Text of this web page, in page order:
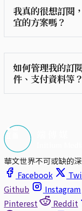
調查報導和系
跨地域的現場採
我真的很想訂閱
宜的方案嗎？
如何管理我的訂
件、支付資料等？
電子報設定：
付款方式管理
取消續訂：可
不會退回，但
華文世界不可或缺的
Facebook
Github
Instagram
Pinterest
Reddit